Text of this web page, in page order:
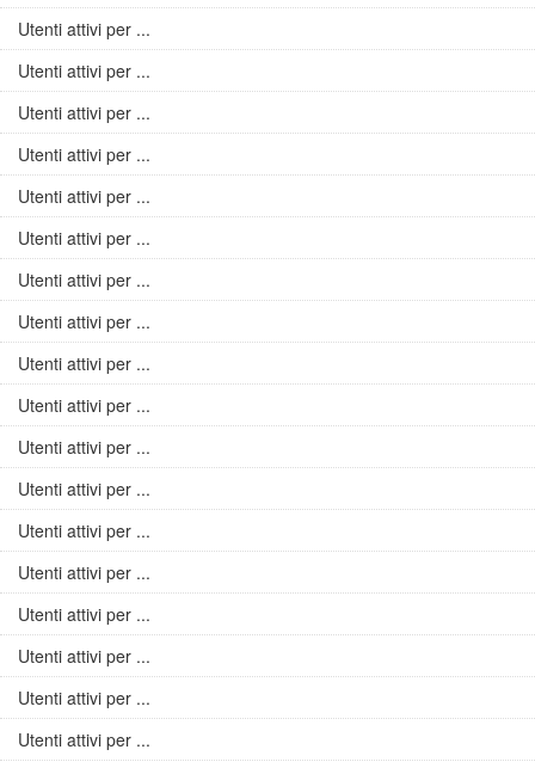
Utenti attivi per ...
Utenti attivi per ...
Utenti attivi per ...
Utenti attivi per ...
Utenti attivi per ...
Utenti attivi per ...
Utenti attivi per ...
Utenti attivi per ...
Utenti attivi per ...
Utenti attivi per ...
Utenti attivi per ...
Utenti attivi per ...
Utenti attivi per ...
Utenti attivi per ...
Utenti attivi per ...
Utenti attivi per ...
Utenti attivi per ...
Utenti attivi per ...